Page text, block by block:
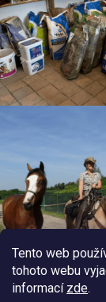
Tento web
tohoto webu
informací zde.